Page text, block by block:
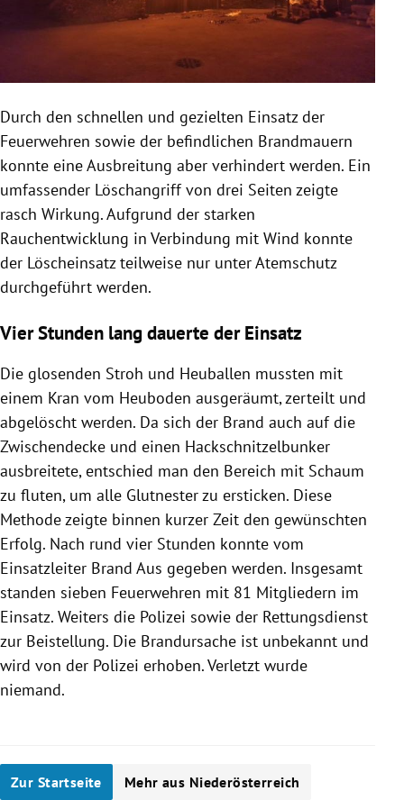
Durch den schnellen und gezielten Einsatz der
Feuerwehren sowie der befindlichen Brandmauern
konnte eine Ausbreitung aber verhindert werden. Ein
umfassender Löschangriff von drei Seiten zeigte
rasch Wirkung. Aufgrund der starken
Rauchentwicklung in Verbindung mit Wind konnte
der Löscheinsatz teilweise nur unter Atemschutz
durchgeführt werden.
Vier Stunden lang dauerte der Einsatz
Die glosenden Stroh und Heuballen mussten mit
einem Kran vom Heuboden ausgeräumt, zerteilt und
abgelöscht werden. Da sich der Brand auch auf die
Zwischendecke und einen Hackschnitzelbunker
ausbreitete, entschied man den Bereich mit Schaum
zu fluten, um alle Glutnester zu ersticken. Diese
Methode zeigte binnen kurzer Zeit den gewünschten
Erfolg. Nach rund vier Stunden konnte vom
Einsatzleiter Brand Aus gegeben werden. Insgesamt
standen sieben Feuerwehren mit 81 Mitgliedern im
Einsatz. Weiters die Polizei sowie der Rettungsdienst
zur Beistellung. Die Brandursache ist unbekannt und
wird von der Polizei erhoben. Verletzt wurde
niemand.
Zur Startseite Mehr aus Niederösterreich